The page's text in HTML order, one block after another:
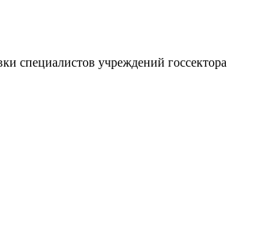
специалистов учреждений госсектора